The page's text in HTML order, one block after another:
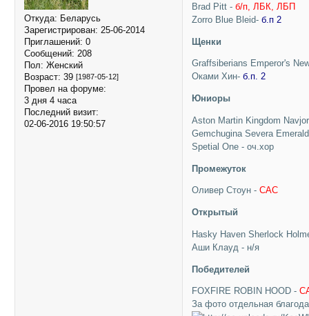
Откуда: Беларусь
Зарегистрирован: 25-06-2014
Приглашений: 0
Сообщений: 208
Пол: Женский
Возраст: 39 [1987-05-12]
Провел на форуме:
3 дня 4 часа
Последний визит:
02-06-2016 19:50:57
Brad Pitt -б/п, ЛБК, ЛБП
Zorro Blue Bleid-б.п 2
Щенки
Graffsiberians Emperor's
Оками Хин- б.п. 2
Юниоры
Aston Martin Kingdom
Gemchugina Severa
Spetial One - оч.хор
Промежуток
Оливер Стоун -САС
Открытый
Hasky Haven Sherlock
Аши Клауд - н/я
Победителей
FOXFIRE ROBIN HOOD -
За фото отдельная